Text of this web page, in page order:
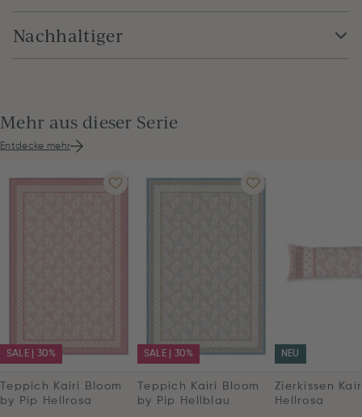
Nachhaltiger
Mehr aus dieser Serie
Entdecke mehr
SALE | 30%
Teppich Kairi Bloom
by Pip Hellrosa
SALE | 30%
Teppich Kairi Bloom
by Pip Hellblau
NEU
Zierkissen
Hellrosa